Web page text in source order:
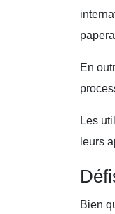
En
Les
leurs
Bien